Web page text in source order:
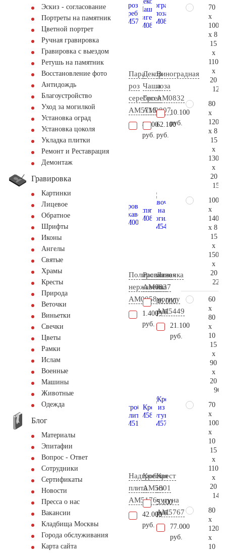
Эскиз - согласование
Портреты на памятник
Цветной портрет
Ручная гравировка
Гравировка с выездом
Ретушь на памятник
Восстановление фото
Антидождь
Благоустройство
Уход за могилкой
Установка оград
Установка цоколя
Укладка плитки
Ремонт и Реставрация
Демонтаж
Гравировка
Картинки
Лицевое
Обратное
Шрифты
Иконы
Ангелы
Святые
Храмы
Кресты
Природа
Веточки
Виньетки
Свечки
Цветы
Рамки
Ислам
Военные
Машины
Животные
Одежда
Блог
Материалы
Эпитафии
Вопрос - Ответ
Сотрудники
Сертификаты
Новости
Пресса о нас
Вакансии
Кладбища Москвы
Города обслуживания
Карта сайта
Пара
роз
серебро
AM5715
8.600
руб.
Декор
Чаша
Гигеи
AM0807
62.100
руб.
Виноградная
лоза
AM0832
10.100
руб.
Полированная
нержавейка
AM0058
1.400
руб.
Распятие
AM0837
46.000
руб.
Лавочка
на
могилу
AM5449
21.100
руб.
Надгробная
плита
AM5176
42.000
руб.
Крест
AM5801
5.100
руб.
Крест
из
чугуна
AM5767
77.000
руб.
70
x
100
x 8
15
x
110
x
20
80
x
120
x 8
15
x
130
x
20
100
x
140
x 8
15
x
150
x
20
60
x
80
x
10
15
x
90
x
20
70
x
100
x
10
15
x
110
x
20
80
x
120
x
10